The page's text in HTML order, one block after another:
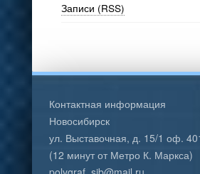
Записи (RSS)
Контактная информация
Новосибирск
ул. Выставочная, д. 15/1 оф.
(12 минут от Метро К. Маркса)